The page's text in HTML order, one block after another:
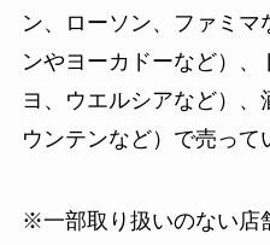
ン、ローソン、ファミマ
ンやヨーカドーなど）、
ヨ、ウエルシアなど）
ウンテンなど）で売って
※一部取り扱いのない店